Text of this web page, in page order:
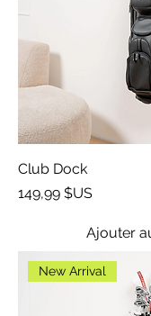
Club Dock
Prix
149,99 $US
Ajouter
New Arrival